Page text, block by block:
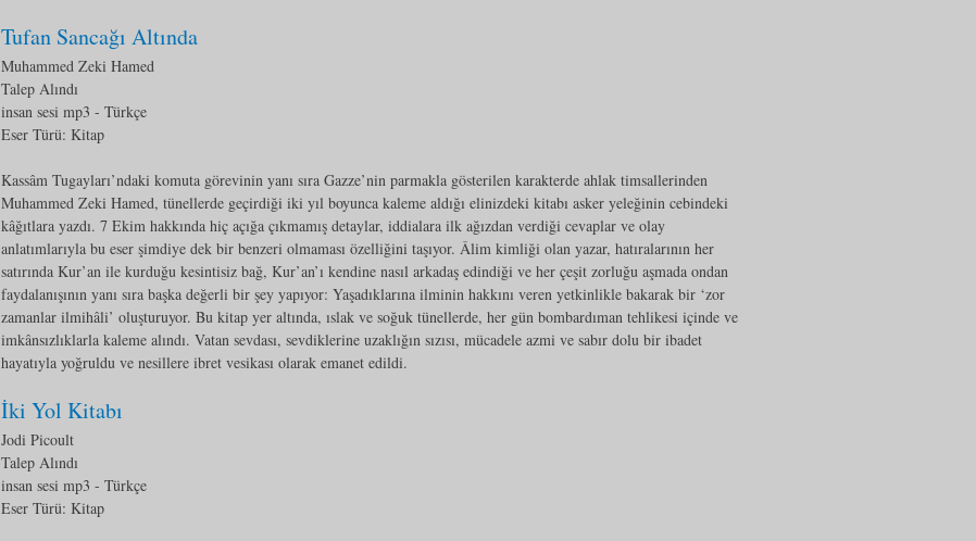
Tufan Sancağı Altında
Muhammed Zeki Hamed
Talep Alındı
insan sesi mp3 - Türkçe
Eser Türü: Kitap
Kassâm Tugayları’ndaki komuta görevinin yanı sıra Gazze’nin parmakla gösterilen karakterde ahlak timsallerinden
Muhammed Zeki Hamed, tünellerde geçirdiği iki yıl boyunca kaleme aldığı elinizdeki kitabı asker yeleğinin cebindeki
kâğıtlara yazdı. 7 Ekim hakkında hiç açığa çıkmamış detaylar, iddialara ilk ağızdan verdiği cevaplar ve olay
anlatımlarıyla bu eser şimdiye dek bir benzeri olmaması özelliğini taşıyor. Âlim kimliği olan yazar, hatıralarının her
satırında Kur’an ile kurduğu kesintisiz bağ, Kur’an’ı kendine nasıl arkadaş edindiği ve her çeşit zorluğu aşmada ondan
faydalanışının yanı sıra başka değerli bir şey yapıyor: Yaşadıklarına ilminin hakkını veren yetkinlikle bakarak bir ‘zor
zamanlar ilmihâli’ oluşturuyor. Bu kitap yer altında, ıslak ve soğuk tünellerde, her gün bombardıman tehlikesi içinde ve
imkânsızlıklarla kaleme alındı. Vatan sevdası, sevdiklerine uzaklığın sızısı, mücadele azmi ve sabır dolu bir ibadet
hayatıyla yoğruldu ve nesillere ibret vesikası olarak emanet edildi.
İki Yol Kitabı
Jodi Picoult
Talep Alındı
insan sesi mp3 - Türkçe
Eser Türü: Kitap